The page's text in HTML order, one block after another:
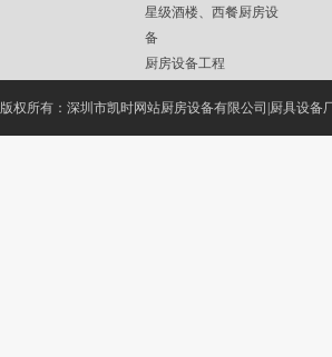
星级酒楼、西餐厨房设
备
厨房设备工程
商用厨房设备
不锈钢厨房厨具
版权所有：深圳市凯时网站厨房设备有限公司|厨具